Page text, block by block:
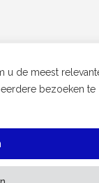
u de meest
bezoeken te